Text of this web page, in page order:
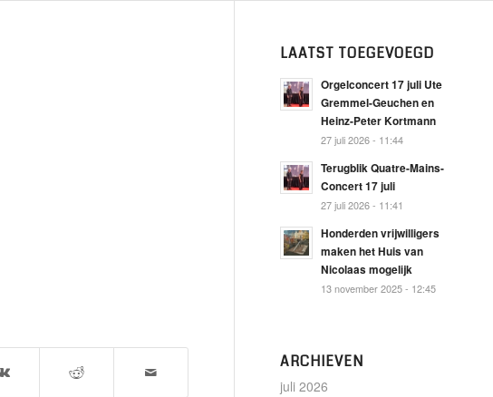
LAATST TOEGEVOEGD
Orgelconcert 17 juli Ute
Gremmel-Geuchen en
Heinz-Peter Kortmann
27 juli 2026 - 11:44
Terugblik Quatre-Mains-
Concert 17 juli
27 juli 2026 - 11:41
Honderden vrijwilligers
maken het Huis van
Nicolaas mogelijk
13 november 2025 - 12:45
ARCHIEVEN
juli 2026